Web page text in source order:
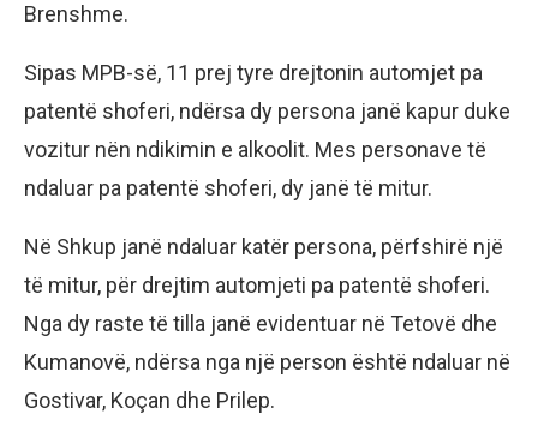
Brenshme.
Sipas MPB-së, 11 prej tyre drejtonin automjet pa
patentë shoferi, ndërsa dy persona janë kapur duke
vozitur nën ndikimin e alkoolit. Mes personave të
ndaluar pa patentë shoferi, dy janë të mitur.
Në Shkup janë ndaluar katër persona, përfshirë një
të mitur, për drejtim automjeti pa patentë shoferi.
Nga dy raste të tilla janë evidentuar në Tetovë dhe
Kumanovë, ndërsa nga një person është ndaluar në
Gostivar, Koçan dhe Prilep.